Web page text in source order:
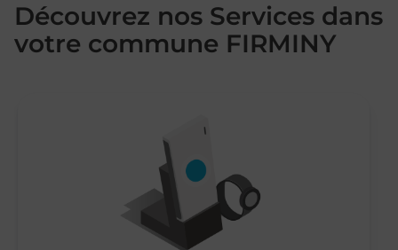
Découvrez nos Services dans
votre commune FIRMINY